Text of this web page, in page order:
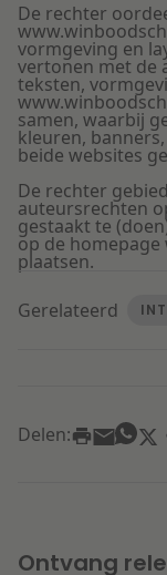
De rechter
vormgeving en
vertonen met de
teksten,
samen, waarbij
kleuren,
beide websites
De rechter
auteursrechten
gestaakt te
op de
plaatsen.
Gerelateerd
Delen:
Ontvang